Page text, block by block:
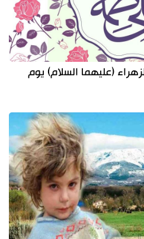
(عليهما السلام) يوم